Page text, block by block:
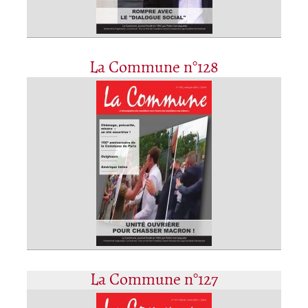
La Commune n°128
La Commune n°127